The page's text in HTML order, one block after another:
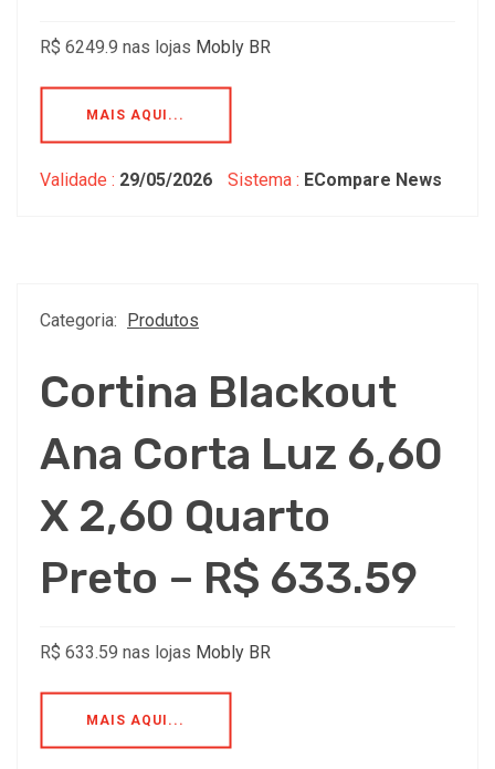
R$ 6249.9 nas lojas Mobly BR
MAIS AQUI...
Validade : 29/05/2026 Sistema : ECompare News
Categoria: Produtos
Cortina Blackout
Ana Corta Luz 6,60
X 2,60 Quarto
Preto – R$ 633.59
R$ 633.59 nas lojas Mobly BR
MAIS AQUI...